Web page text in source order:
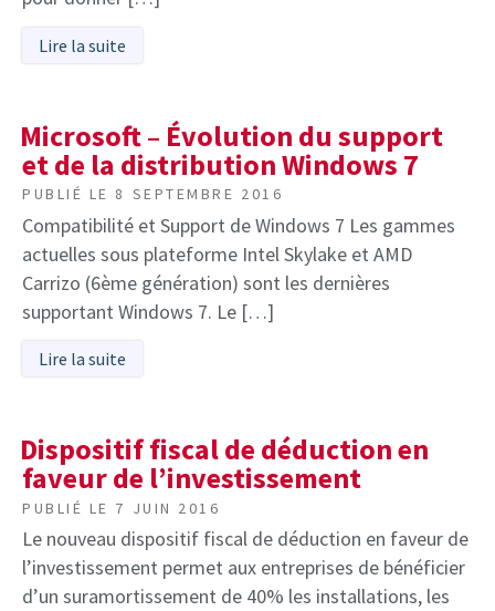
Lire la suite
Microsoft – Évolution du support
et de la distribution Windows 7
PUBLIÉ LE 8 SEPTEMBRE 2016
Compatibilité et Support de Windows 7 Les gammes
actuelles sous plateforme Intel Skylake et AMD
Carrizo (6ème génération) sont les dernières
supportant Windows 7. Le […]
Lire la suite
Dispositif fiscal de déduction en
faveur de l’investissement
PUBLIÉ LE 7 JUIN 2016
Le nouveau dispositif fiscal de déduction en faveur de
l’investissement permet aux entreprises de bénéficier
d’un suramortissement de 40% les installations, les